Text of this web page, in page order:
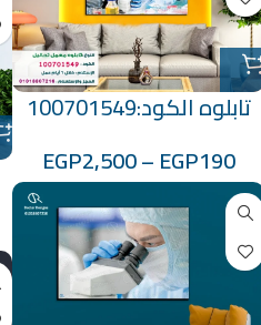
تابلوه الكود:100701549
EGP190
–
EGP2,500